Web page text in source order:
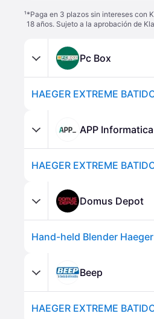
¹*Paga en 3 plazos sin intereses con
18 años. Sujeto a la aprobación de
Pc Box
HAEGER EXTREME
APP Informatica
HAEGER EXTREME
Domus Depot
Beep
HAEGER EXTREME